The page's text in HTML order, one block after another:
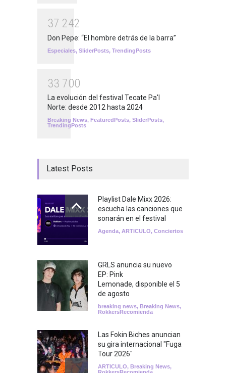
37 242
Don Pepe: “El hombre detrás de la barra”
Especiales, SliderPosts, TrendingPosts
33 700
La evolución del festival Tecate Pa'l
Norte: desde 2012 hasta 2024
Breaking News, FeaturedPosts, SliderPosts,
TrendingPosts
Latest Posts
Playlist Dale Mixx 2026:
escucha las canciones que
sonarán en el festival
Agenda, ARTICULO, Conciertos
GRLS anuncia su nuevo
EP: Pink
Lemonade, disponible el 5
de agosto
breaking news, Breaking News,
RokkersRecomienda
Las Fokin Biches anuncian
su gira internacional "Fuga
Tour 2026"
ARTICULO, Breaking News,